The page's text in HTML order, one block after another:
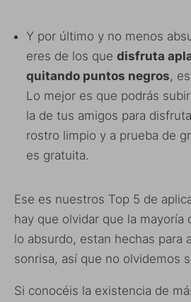
Y por último y no menos
eres de los que disfruta
quitando puntos negros,
Lo mejor es que podrás
la de tus amigos para
rostro limpio y a prueba de
es gratuita.
Ese es nuestros Top 5 de
hay que olvidar que la mayoría
lo absurdo, estan hechas para
sonrisa, así que no olvidemos
Si conocéis la existencia de